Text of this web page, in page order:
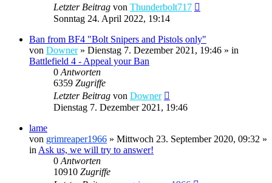
Letzter Beitrag von Thunderbolt717
Sonntag 24. April 2022, 19:14
Ban from BF4 "Bolt Snipers and Pistols only"
von Downer» Dienstag 7. Dezember 2021, 19:46 » in
Battlefield 4 - Appeal your Ban
0 Antworten
6359 Zugriffe
Letzter Beitrag von Downer
Dienstag 7. Dezember 2021, 19:46
lame
von grimreaper1966 » Mittwoch 23. September 2020, 09:32 »
in Ask us, we will try to answer!
0 Antworten
10910 Zugriffe